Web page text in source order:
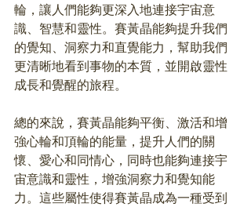
輪，讓人們能夠更深入地連接宇宙意
識、智慧和靈性。賽黃晶能夠提升我們
的覺知、洞察力和直覺能力，幫助我們
更清晰地看到事物的本質，並開啟靈性
成長和覺醒的旅程。
總的來說，賽黃晶能夠平衡、激活和增
強心輪和頂輪的能量，提升人們的關
懷、愛心和同情心，同時也能夠連接宇
宙意識和靈性，增強洞察力和覺知能
力。這些屬性使得賽黃晶成為一種受到